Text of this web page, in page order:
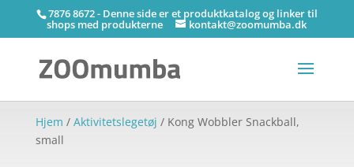
7876 8672 - Denne side er et produktkatalog og linker til
shops med produkterne kontakt@zoomumba.dk
Hjem / Aktivitetslegetøj / Kong Wobbler Snackball,
small